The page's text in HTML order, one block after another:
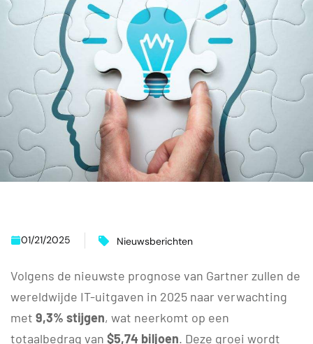
01/21/2025 Nieuwsberichten
Volgens de nieuwste prognose van Gartner zullen de
wereldwijde IT-uitgaven in 2025 naar verwachting
met 9,3% stijgen, wat neerkomt op een
totaalbedrag van $5,74 biljoen. Deze groei wordt